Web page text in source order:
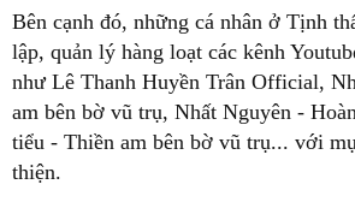
Bên cạnh đó, những cá nhân ở Tịnh
lập, quản lý hàng loạt các kênh
như Lê Thanh Huyền Trân Official,
am bên bờ vũ trụ, Nhất Nguyên -
tiểu - Thiền am bên bờ vũ trụ... với
thiện.